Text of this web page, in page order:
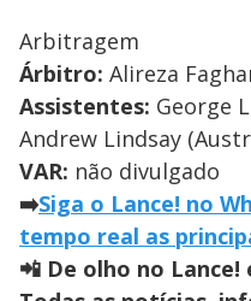
Arbitragem
Árbitro: Alireza
Assistentes: George
Andrew Lindsay
VAR: não divulgado
➡️Siga o Lance! no
tempo real as
📲 De olho no Lance!